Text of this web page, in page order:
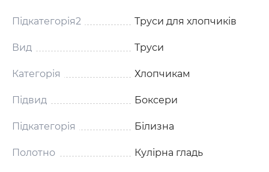
Підкатегорія2 Труси для хлопчиків
Вид Труси
Категорія Хлопчикам
Підвид Боксери
Підкатегорія Білизна
Полотно Кулірна гладь